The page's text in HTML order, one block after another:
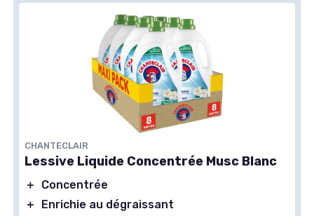
CHANTECLAIR
Lessive Liquide Concentrée Musc Blanc
＋
Concentrée
＋
Enrichie au dégraissant
DR BECKMANN
Lessive en feuilles Dr - Beckmann